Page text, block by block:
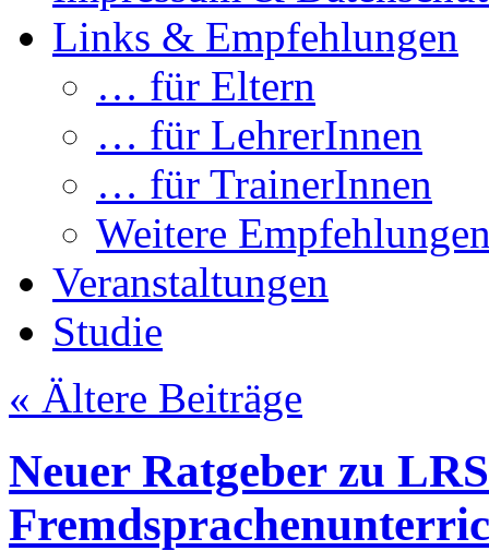
Links & Empfehlungen
… für Eltern
… für LehrerInnen
… für TrainerInnen
Weitere
Veranstaltungen
Studie
« Ältere Beiträge
Neuer Ratgeber zu